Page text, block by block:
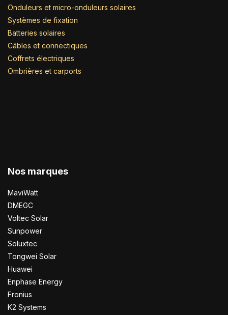
Onduleurs et micro-onduleurs solaires
Systèmes de fixation
Batteries solaires
Câbles et connectiques
Coffrets électriques
Ombrières et carports
Nos marques
MaviWatt
DMEGC
Voltec Solar
Sunpower
Soluxtec
Tongwei Solar
Huawei
Enphase Energy
Fronius
K2 Systems